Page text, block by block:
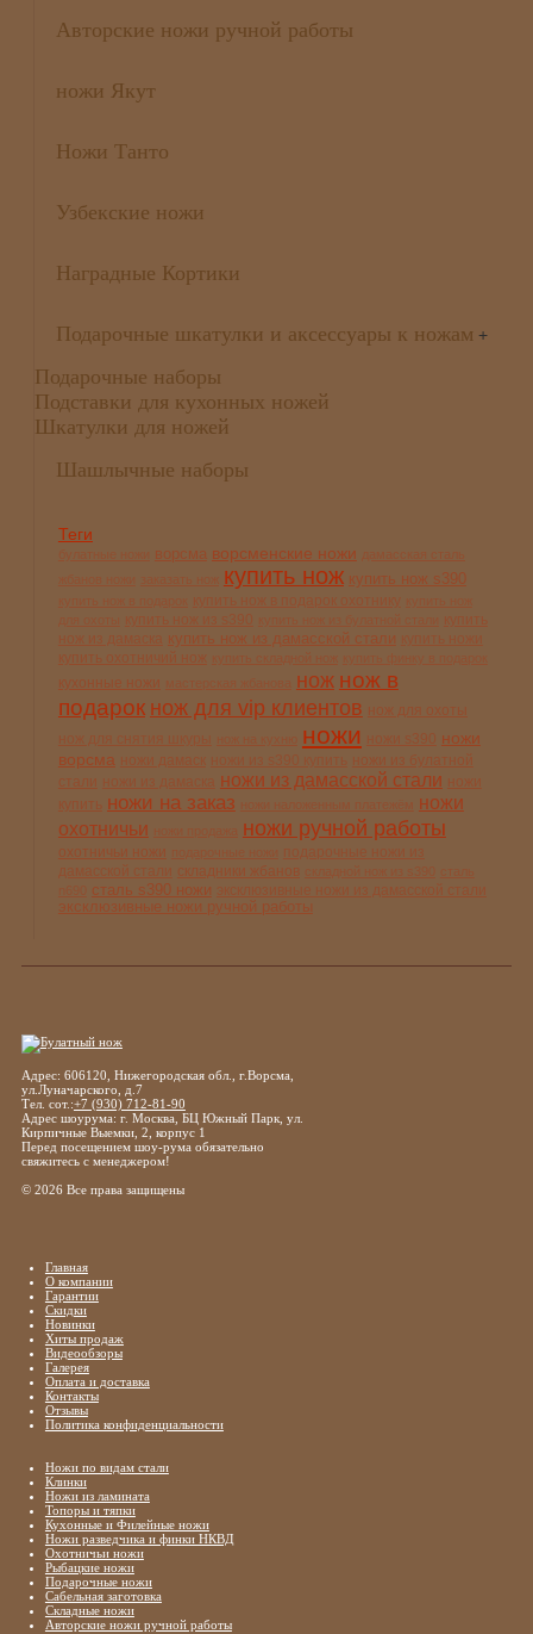
Авторские ножи ручной работы
ножи Якут
Ножи Танто
Узбекские ножи
Наградные Кортики
Подарочные шкатулки и аксессуары к ножам +
Подарочные наборы
Подставки для кухонных ножей
Шкатулки для ножей
Шашлычные наборы
Теги
ворсма ворсменские ножи
купить нож купить нож s390
купить нож из дамасской стали
купить охотничий нож
кухонные ножи нож нож в
подарок нож для vip клиентов нож для охоты
ножи
ножи
ворсма
ножи дамаск
ножи из булатной
ножи из дамасской стали
ножи
ножи на заказ
ножи
охотничьи
ножи ручной работы
охотничьи ножи
складники жбанов
сталь s390 ножи
эксклюзивные ножи ручной работы
Адрес: 606120, Нижегородская обл., г.Ворсма,
ул.Луначарского, д.7
Тел. сот.:+7 (930) 712-81-90
Адрес шоурума: г. Москва, БЦ Южный Парк, ул.
Кирпичные Выемки, 2, корпус 1
Перед посещением шоу-рума обязательно
свяжитесь с менеджером!
© 2026 Все права защищены
Главная
О компании
Гарантии
Скидки
Новинки
Хиты продаж
Видеообзоры
Галерея
Оплата и доставка
Контакты
Отзывы
Политика конфиденциальности
Ножи по видам стали
Клинки
Ножи из ламината
Топоры и тяпки
Кухонные и Филейные ножи
Ножи разведчика и финки НКВД
Охотничьи ножи
Рыбацкие ножи
Подарочные ножи
Сабельная заготовка
Складные ножи
Авторские ножи ручной работы